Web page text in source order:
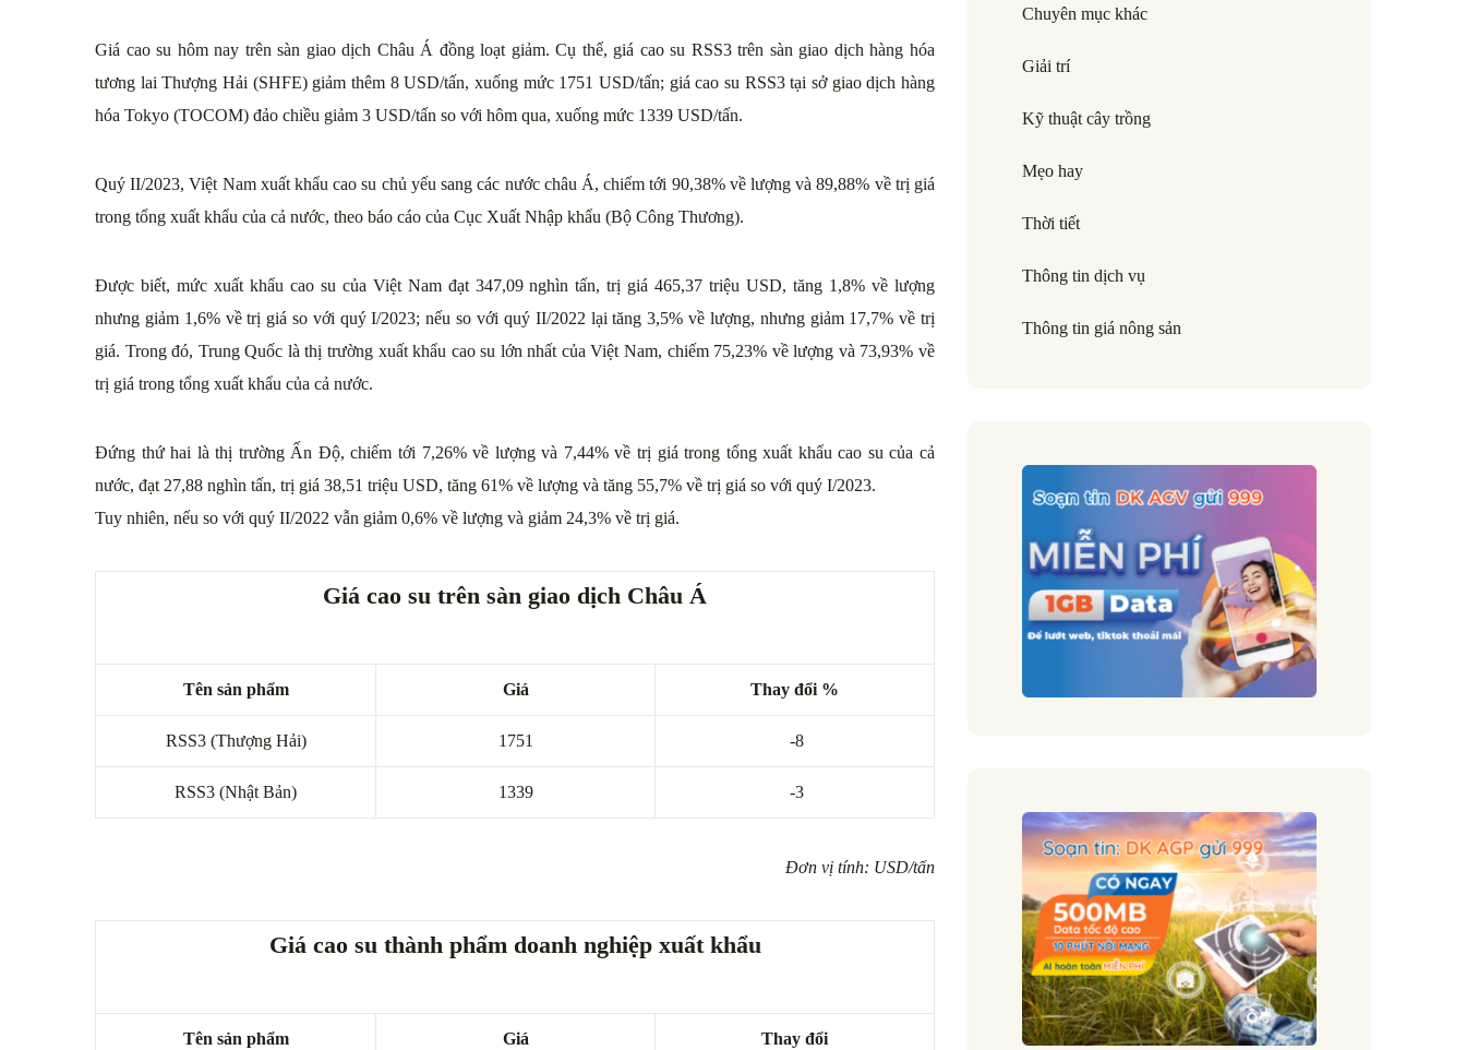
Giá cao su hôm nay trên sàn giao dịch Châu Á đồng loạt giảm. Cụ thể, giá cao su RSS3 trên sàn giao dịch hàng hóa
tương lai Thượng Hải (SHFE) giảm thêm 8 USD/tấn, xuống mức 1751 USD/tấn; giá cao su RSS3 tại sở giao dịch hàng
hóa Tokyo (TOCOM) đảo chiều giảm 3 USD/tấn so với hôm qua, xuống mức 1339 USD/tấn.
Quý II/2023, Việt Nam xuất khẩu cao su chủ yếu sang các nước châu Á, chiếm tới 90,38% về lượng và 89,88% về trị giá
trong tổng xuất khẩu của cả nước, theo báo cáo của Cục Xuất Nhập khẩu (Bộ Công Thương).
Được biết, mức xuất khẩu cao su của Việt Nam đạt 347,09 nghìn tấn, trị giá 465,37 triệu USD, tăng 1,8% về lượng
nhưng giảm 1,6% về trị giá so với quý I/2023; nếu so với quý II/2022 lại tăng 3,5% về lượng, nhưng giảm 17,7% về trị
giá. Trong đó, Trung Quốc là thị trường xuất khẩu cao su lớn nhất của Việt Nam, chiếm 75,23% về lượng và 73,93% về
trị giá trong tổng xuất khẩu của cả nước.
Đứng thứ hai là thị trường Ấn Độ, chiếm tới 7,26% về lượng và 7,44% về trị giá trong tổng xuất khẩu cao su của cả
nước, đạt 27,88 nghìn tấn, trị giá 38,51 triệu USD, tăng 61% về lượng và tăng 55,7% về trị giá so với quý I/2023.
Tuy nhiên, nếu so với quý II/2022 vẫn giảm 0,6% về lượng và giảm 24,3% về trị giá.
Giá cao su trên sàn giao dịch Châu Á
Tên sản phẩm Giá Thay đổi %
RSS3 (Thượng Hải) 1751 -8
RSS3 (Nhật Bản) 1339 -3
Đơn vị tính: USD/tấn
Giá cao su thành phẩm doanh nghiệp xuất khẩu
Tên sản phẩm Giá Thay đổi
Chuyên mục khác
Giải trí
Kỹ thuật cây trồng
Mẹo hay
Thời tiết
Thông tin dịch vụ
Thông tin giá nông sản